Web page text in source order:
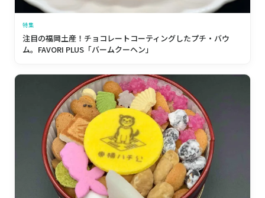
特集
注目の福岡土産！チョコレートコーティングしたプチ・バウ
ム。FAVORI PLUS「バームクーヘン」